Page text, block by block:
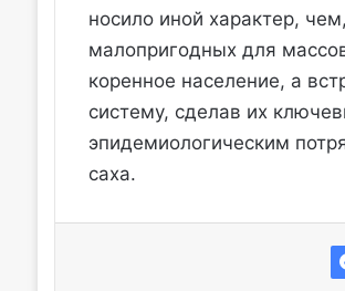
носило иной характер,
малопригодных для
коренное население, а
систему, сделав их
эпидемиологическим
саха.